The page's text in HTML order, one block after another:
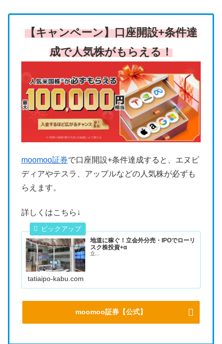
【キャンペーン】口座開設+条件達
成で人気株がもらえる！
moomoo証券で口座開設+条件達成すると、エヌビ
ディアやテスラ、アップルなどの人気株が必ずも
らえます。
詳しくはこちら↓
地道に稼ぐ！立会外分売・IPOでローリ
スク株投資+α
立...
tatiaipo-kabu.com
moomoo証券【公式】